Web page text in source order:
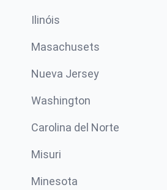
Ilinóis
Masachusets
Nueva Jersey
Washington
Carolina del Norte
Misuri
Minesota